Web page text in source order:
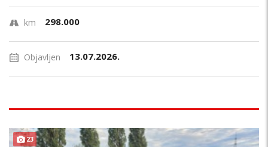
km 298.000
Objavljen 13.07.2026.
23